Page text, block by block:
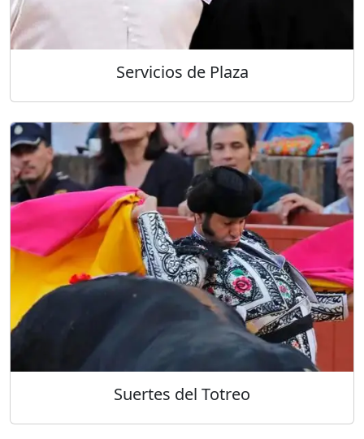
Servicios de Plaza
Suertes del Totreo